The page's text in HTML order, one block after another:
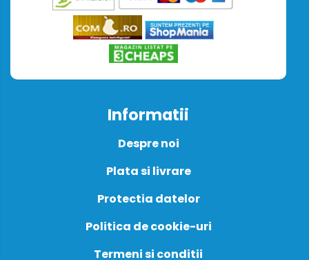
Informatii
Despre noi
Plata si livrare
Protectia datelor
Politica de cookie-uri
Termeni si conditii